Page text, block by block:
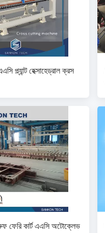
প্ল্যান্ট হেক্সাহেড্রাল ক্রস
ফেরি কার্ট এএসি অটোক্লেভ